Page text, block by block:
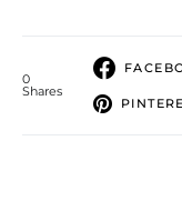
0
Shares